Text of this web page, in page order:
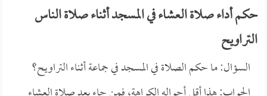
حكم أداء صلاة العشاء في المسجد أثناء صلاة الناس
التراويح
السؤال: ما حكم الصلاة في المسجد في جماعة أثناء التراويح؟